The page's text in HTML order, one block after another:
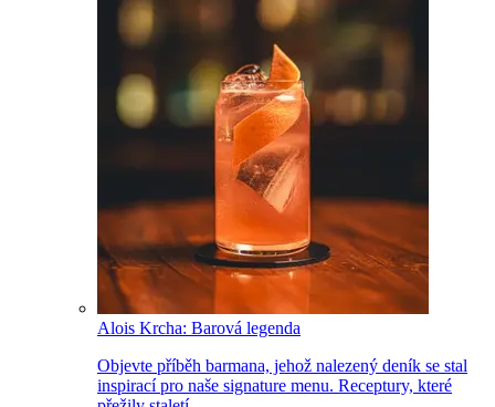
Alois Krcha: Barová legenda
Objevte příběh barmana, jehož nalezený deník se stal
inspirací pro naše signature menu. Receptury, které